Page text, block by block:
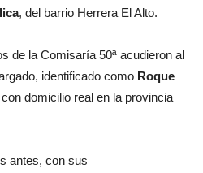
, del barrio Herrera El Alto.
de la Comisaría 50ª acudieron al
identificado como Roque
con domicilio real en la provincia
antes, con sus